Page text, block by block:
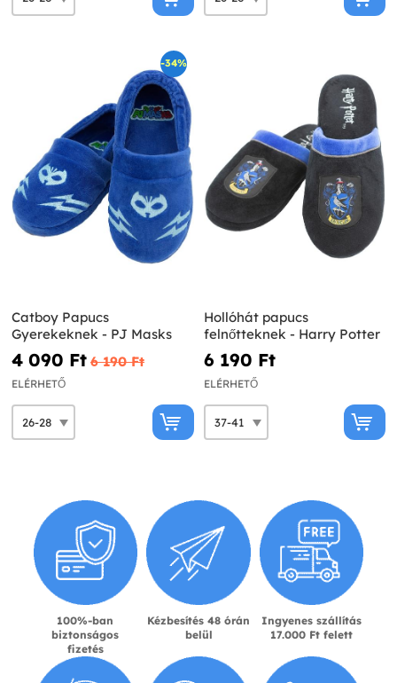
-34%
Catboy Papucs
Gyerekeknek - PJ Masks
4 090 Ft‎ 6 190 Ft‎
ELÉRHETŐ
Hollóhát papucs
felnőtteknek - Harry Potter
6 190 Ft‎
ELÉRHETŐ
100%-ban
biztonságos
fizetés
Kézbesítés 48 órán
belül
Ingyenes szállítás
17.000 Ft felett